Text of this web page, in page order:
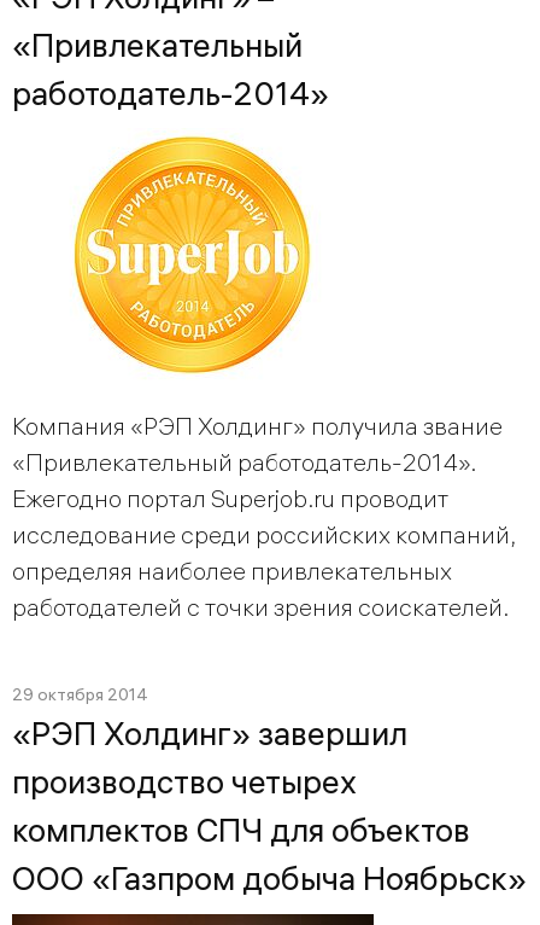
«Привлекательный
работодатель-2014»
Компания «РЭП Холдинг» получила звание
«Привлекательный работодатель-2014».
Ежегодно портал Superjob.ru проводит
исследование среди российских компаний,
определяя наиболее привлекательных
работодателей с точки зрения соискателей.
29 октября 2014
«РЭП Холдинг» завершил
производство четырех
комплектов СПЧ для объектов
ООО «Газпром добыча Ноябрьск»